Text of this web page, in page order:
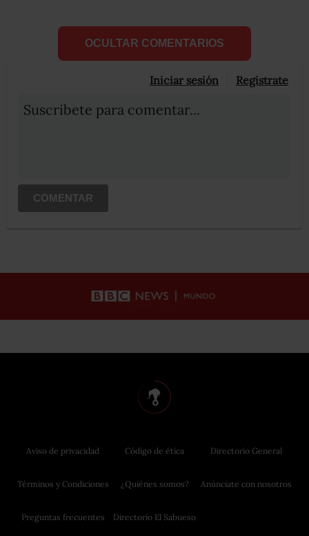
OCULTAR COMENTARIOS
Iniciar sesión Registrate
Suscribete para comentar...
COMENTAR
Aviso de privacidad
Términos y Condiciones
Preguntas frecuentes
Código de ética
¿Quiénes somos?
Directorio El Sabueso
Directorio General
Anúnciate con nosotros